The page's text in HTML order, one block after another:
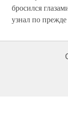
бросился
узнал по